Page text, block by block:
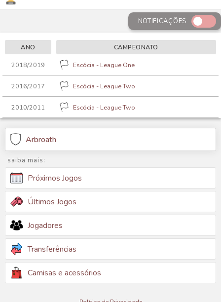
NOTIFICAÇÕES
ANO CAMPEONATO
2018/2019 Escócia - League One
2016/2017 Escócia - League Two
2010/2011 Escócia - League Two
Arbroath
saiba mais:
Próximos Jogos
Últimos Jogos
Jogadores
Transferências
Camisas e acessórios